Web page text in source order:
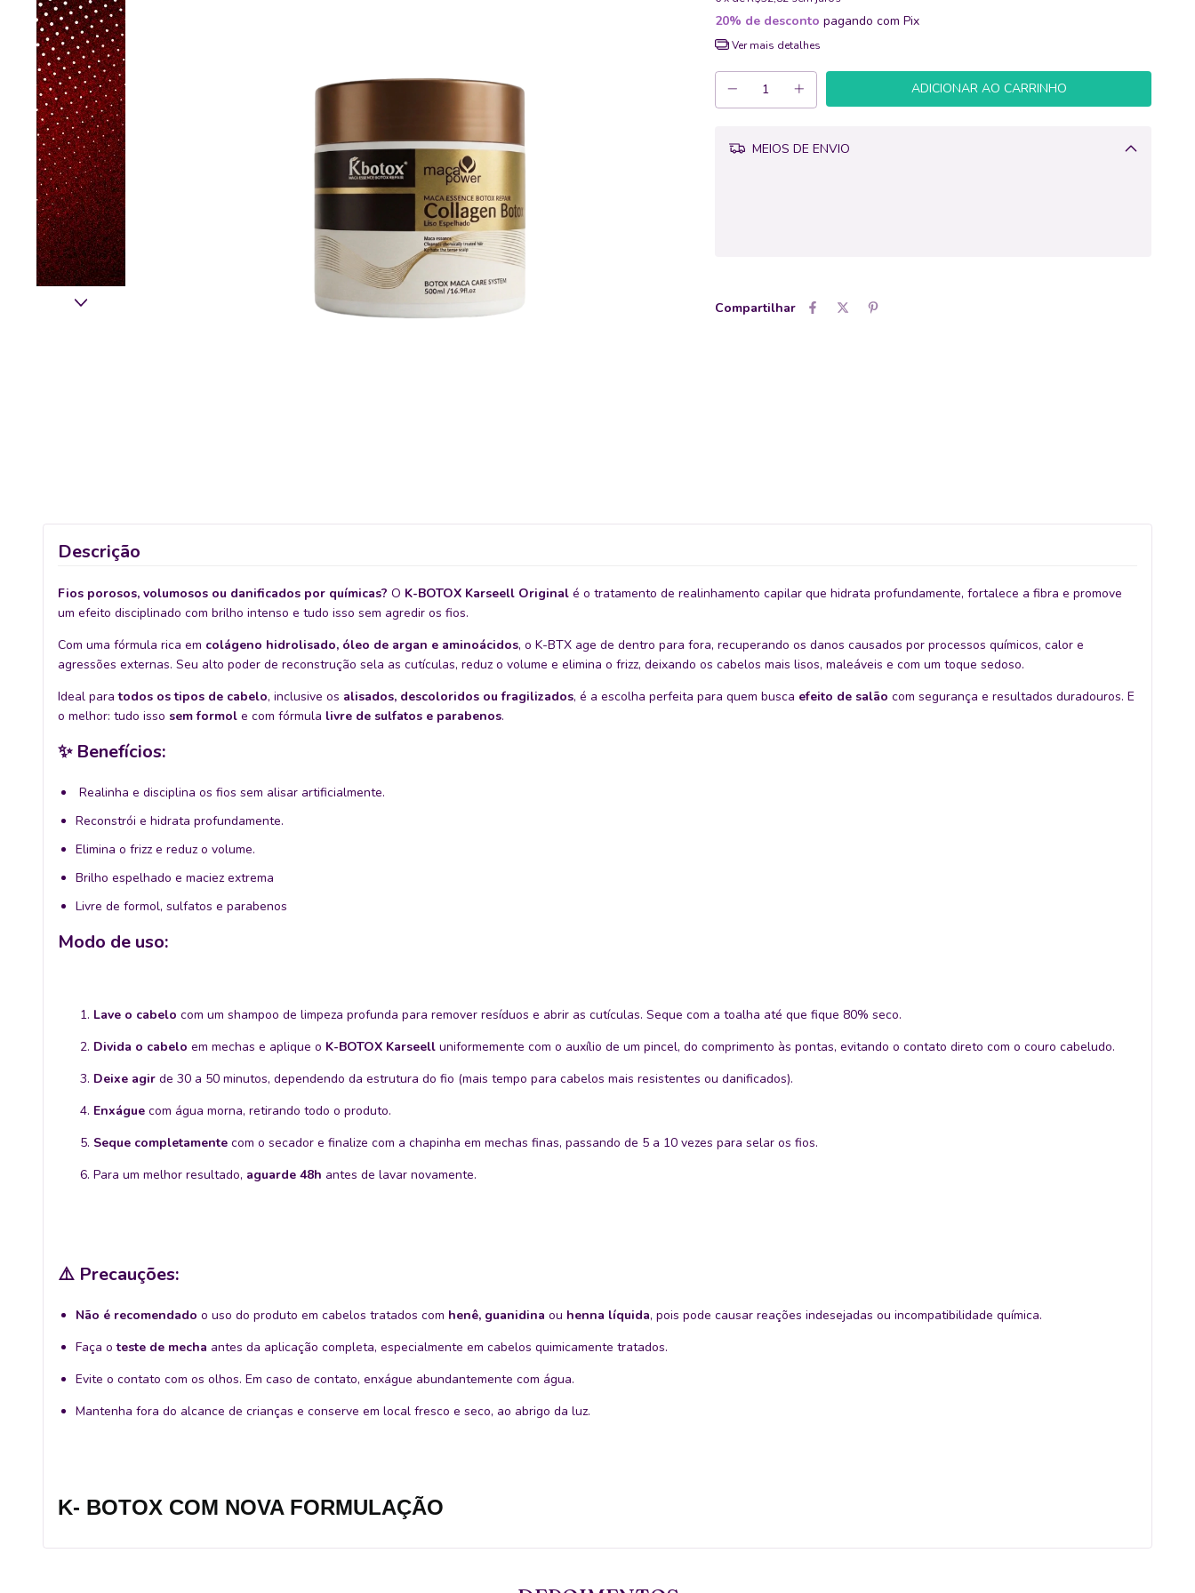
20% de desconto pagando com Pix
Ver mais detalhes
MEIOS DE ENVIO
Compartilhar
Descrição
Fios porosos, volumosos ou danificados por químicas? O K-BOTOX Karseell Original é o tratamento de realinhamento capilar que hidrata profundamente, fortalece a fibra e promove
um efeito disciplinado com brilho intenso e tudo isso sem agredir os fios.
Com uma fórmula rica em colágeno hidrolisado, óleo de argan e aminoácidos, o K-BTX age de dentro para fora, recuperando os danos causados por processos químicos, calor e
agressões externas. Seu alto poder de reconstrução sela as cutículas, reduz o volume e elimina o frizz, deixando os cabelos mais lisos, maleáveis e com um toque sedoso.
Ideal paratodos os tipos de cabelo, inclusive os alisados, descoloridos ou fragilizados, é a escolha perfeita para quem busca efeito de salão com segurança e resultados duradouros. E
o melhor: tudo isso sem formol e com fórmula livre de sulfatos e parabenos.
✨ Benefícios:
Realinha e disciplina os fios sem alisar artificialmente.
Reconstrói e hidrata profundamente.
Elimina o frizz e reduz o volume.
Brilho espelhado e maciez extrema
Livre de formol, sulfatos e parabenos
Modo de uso:
Lave o cabelo com um shampoo de limpeza profunda para remover resíduos e abrir as cutículas. Seque com a toalha até que fique 80% seco.
Divida o cabelo em mechas e aplique o K-BOTOX Karseell uniformemente com o auxílio de um pincel, do comprimento às pontas, evitando o contato direto com o couro cabeludo.
Deixe agir de 30 a 50 minutos, dependendo da estrutura do fio (mais tempo para cabelos mais resistentes ou danificados).
Enxágue com água morna, retirando todo o produto.
Seque completamente com o secador e finalize com a chapinha em mechas finas, passando de 5 a 10 vezes para selar os fios.
Para um melhor resultado, aguarde 48h antes de lavar novamente.
⚠️ Precauções:
Não é recomendado o uso do produto em cabelos tratados com henê, guanidina ou henna líquida, pois pode causar reações indesejadas ou incompatibilidade química.
Faça oteste de mecha antes da aplicação completa, especialmente em cabelos quimicamente tratados.
Evite o contato com os olhos. Em caso de contato, enxágue abundantemente com água.
Mantenha fora do alcance de crianças e conserve em local fresco e seco, ao abrigo da luz.
K- BOTOX COM NOVA FORMULAÇÃO